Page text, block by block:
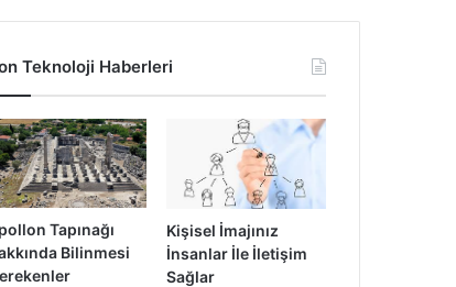
Teknoloji Haberleri
Tapınağı
Bilinmesi
Kişisel İmajınız
İnsanlar İle İletişim
Sağlar